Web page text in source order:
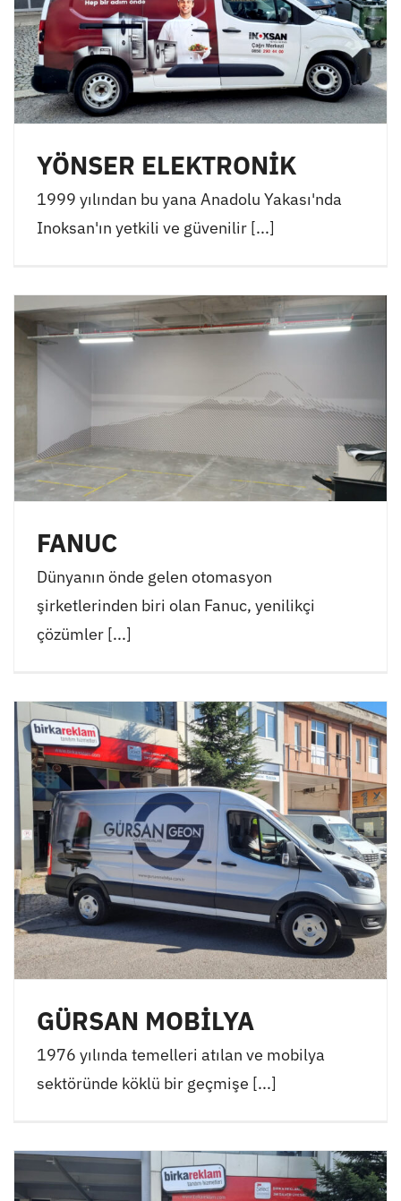
YÖNSER ELEKTRONİK
1999 yılından bu yana Anadolu Yakası'nda
Inoksan'ın yetkili ve güvenilir [...]
FANUC
Dünyanın önde gelen otomasyon
şirketlerinden biri olan Fanuc, yenilikçi
çözümler [...]
GÜRSAN MOBİLYA
1976 yılında temelleri atılan ve mobilya
sektöründe köklü bir geçmişe [...]